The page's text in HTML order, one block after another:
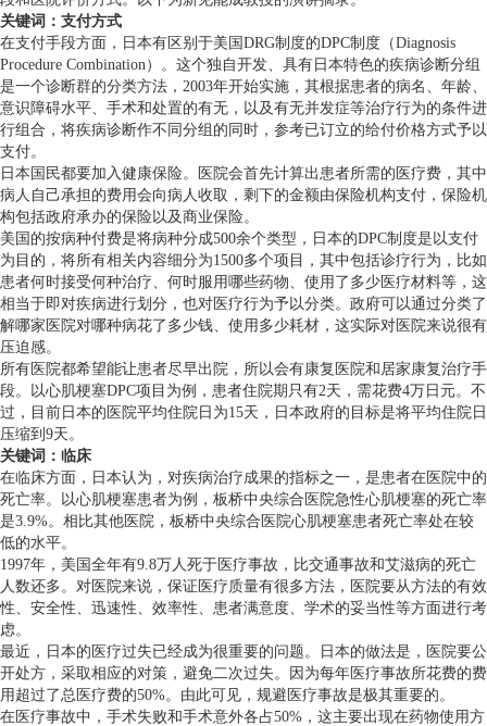
关键词：支付方式
在支付手段方面，日本有区别于美国DRG制度的DPC制度（Diagnosis
Procedure Combination）。这个独自开发、具有日本特色的疾病诊断分组
是一个诊断群的分类方法，2003年开始实施，其根据患者的病名、年龄、
意识障碍水平、手术和处置的有无，以及有无并发症等治疗行为的条件进
行组合，将疾病诊断作不同分组的同时，参考已订立的给付价格方式予以
支付。
日本国民都要加入健康保险。医院会首先计算出患者所需的医疗费，其中
病人自己承担的费用会向病人收取，剩下的金额由保险机构支付，保险机
构包括政府承办的保险以及商业保险。
美国的按病种付费是将病种分成500余个类型，日本的DPC制度是以支付
为目的，将所有相关内容细分为1500多个项目，其中包括诊疗行为，比如
患者何时接受何种治疗、何时服用哪些药物、使用了多少医疗材料等，这
相当于即对疾病进行划分，也对医疗行为予以分类。政府可以通过分类了
解哪家医院对哪种病花了多少钱、使用多少耗材，这实际对医院来说很有
压迫感。
所有医院都希望能让患者尽早出院，所以会有康复医院和居家康复治疗手
段。以心肌梗塞DPC项目为例，患者住院期只有2天，需花费4万日元。不
过，目前日本的医院平均住院日为15天，日本政府的目标是将平均住院日
压缩到9天。
关键词：临床
在临床方面，日本认为，对疾病治疗成果的指标之一，是患者在医院中的
死亡率。以心肌梗塞患者为例，板桥中央综合医院急性心肌梗塞的死亡率
是3.9%。相比其他医院，板桥中央综合医院心肌梗塞患者死亡率处在较
低的水平。
1997年，美国全年有9.8万人死于医疗事故，比交通事故和艾滋病的死亡
人数还多。对医院来说，保证医疗质量有很多方法，医院要从方法的有效
性、安全性、迅速性、效率性、患者满意度、学术的妥当性等方面进行考
虑。
最近，日本的医疗过失已经成为很重要的问题。日本的做法是，医院要公
开处方，采取相应的对策，避免二次过失。因为每年医疗事故所花费的费
用超过了总医疗费的50%。由此可见，规避医疗事故是极其重要的。
在医疗事故中，手术失败和手术意外各占50%，这主要出现在药物使用方